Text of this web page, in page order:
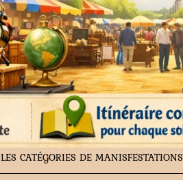
LES CATÉGORIES DE MANISFESTATIONS